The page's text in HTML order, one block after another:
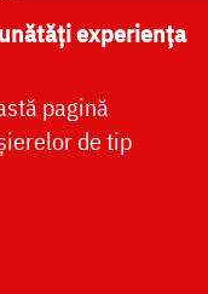
experiența
pagină
de tip